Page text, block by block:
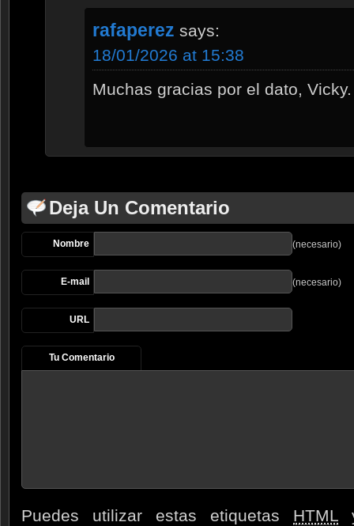
rafaperez says:
18/01/2026 at 15:38
Muchas gracias por el dato, Vicky.
Deja Un Comentario
Nombre (necesario)
E-mail (necesario)
URL
Tu Comentario
Puedes utilizar estas etiquetas HTML